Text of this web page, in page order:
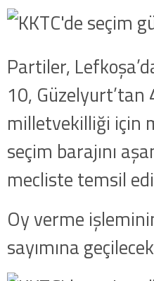
Partiler,
10, Güzelyurt’tan
milletvekilliği için
seçim barajını
mecliste temsil
Oy verme
sayımına